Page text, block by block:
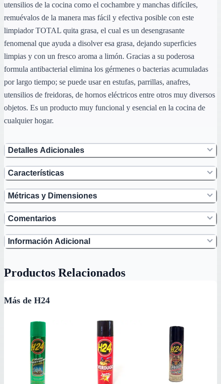
utensilios de la cocina como el cochambre y manchas difíciles,
remuévalos de la manera mas fácil y efectiva posible con este
limpiador TOTAL quita grasa, el cual es un desengrasante
fenomenal que ayuda a disolver esa grasa, dejando superficies
limpias y con un fresco aroma a limón. Gracias a su poderosa
formula antibacterial elimina los gérmenes o bacterias acumuladas
por largo tiempo; se puede usar en estufas, parrillas, anafres,
utensilios de freidoras, de hornos eléctricos entre otros muy diversos
objetos. Es un producto muy funcional y esencial en la cocina de
cualquier hogar.
Detalles Adicionales
Características
Métricas y Dimensiones
Comentarios
Información Adicional
Productos Relacionados
Más de H24